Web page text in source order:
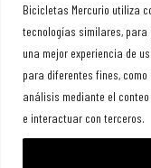
Bicicletas Mercurio utiliza
tecnologías similares, para
una mejor experiencia de
para diferentes fines,
análisis mediante el
e interactuar con terceros.
Bicicletas